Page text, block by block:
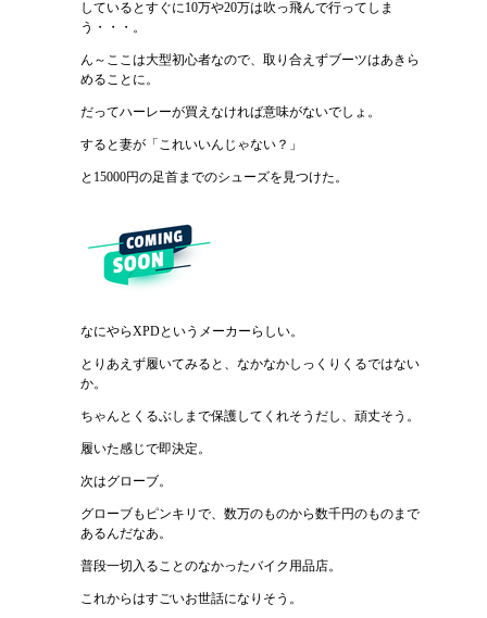
しているとすぐに10万や20万は吹っ飛んで行ってしま
う・・・。
ん～ここは大型初心者なので、取り合えずブーツはあきら
めることに。
だってハーレーが買えなければ意味がないでしょ。
すると妻が「これいいんじゃない？」
と15000円の足首までのシューズを見つけた。
なにやらXPDというメーカーらしい。
とりあえず履いてみると、なかなかしっくりくるではない
か。
ちゃんとくるぶしまで保護してくれそうだし、頑丈そう。
履いた感じで即決定。
次はグローブ。
グローブもピンキリで、数万のものから数千円のものまで
あるんだなあ。
普段一切入ることのなかったバイク用品店。
これからはすごいお世話になりそう。